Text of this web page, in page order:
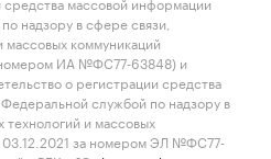
надзору в сфере связи,
коммуникаций
ИА №ФС77-63848) и
о регистрации средства
службой по надзору в
и массовых
03.12.2021 за номером ЭЛ №ФС77-